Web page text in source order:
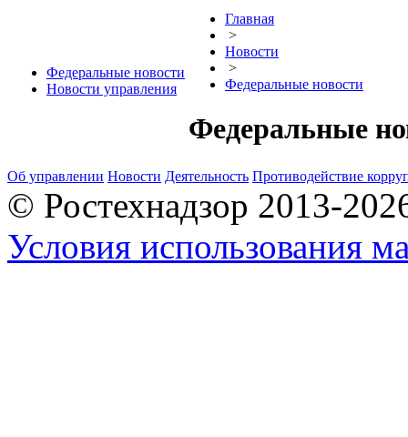
Федеральные новости
Новости управления
Главная
>
Новости
>
Федеральные новости
Федеральные
Об управлении Новости Деятельность Противодействие
© Ростехнадзор 2013-
Условия использования